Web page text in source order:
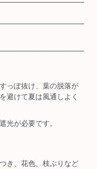
っぽ抜け、葉の脱落が
避けて夏は風通しよく
光が必要です。
き、花色、枝ぶりなど